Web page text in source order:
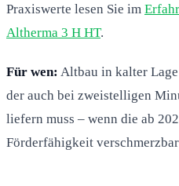
Praxiswerte lesen Sie im
Altherma 3 H HT.
Für wen: Altbau in kalter
der auch bei zweistelligen
liefern muss – wenn die ab
Förderfähigkeit